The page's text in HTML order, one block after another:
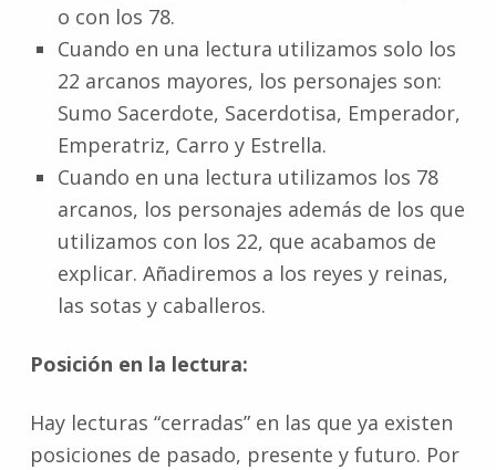
o con los 78.
Cuando en una lectura utilizamos solo los
22 arcanos mayores, los personajes son:
Sumo Sacerdote, Sacerdotisa, Emperador,
Emperatriz, Carro y Estrella.
Cuando en una lectura utilizamos los 78
arcanos, los personajes además de los que
utilizamos con los 22, que acabamos de
explicar. Añadiremos a los reyes y reinas,
las sotas y caballeros.
Posición en la lectura:
Hay lecturas “cerradas” en las que ya existen
posiciones de pasado, presente y futuro. Por